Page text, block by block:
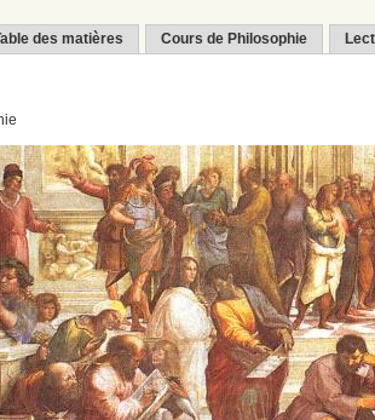
des matières Cours de Philosophie